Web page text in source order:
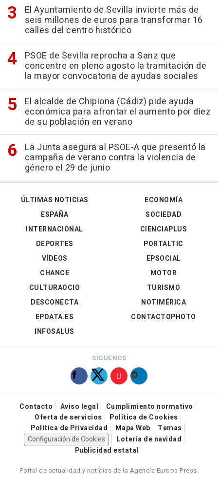
El Ayuntamiento de Sevilla invierte más de
seis millones de euros para transformar 16
calles del centro histórico
PSOE de Sevilla reprocha a Sanz que
concentre en pleno agosto la tramitación de
la mayor convocatoria de ayudas sociales
El alcalde de Chipiona (Cádiz) pide ayuda
económica para afrontar el aumento por diez
de su población en verano
La Junta asegura al PSOE-A que presentó la
campaña de verano contra la violencia de
género el 29 de junio
ÚLTIMAS NOTICIAS
ESPAÑA
INTERNACIONAL
DEPORTES
VÍDEOS
ECONOMÍA
SOCIEDAD
CIENCIAPLUS
PORTALTIC
EPSOCIAL
CHANCE
CULTURAOCIO
DESCONECTA
EPDATA.ES
INFOSALUS
MOTOR
TURISMO
NOTIMÉRICA
CONTACTOPHOTO
SÍGUENOS
Contacto Aviso legal
Cumplimiento normativo
Oferta de servicios
Política de Cookies
Política de Privacidad
Mapa Web
Temas
Configuración de Cookies
Loteria de navidad
Publicidad estatal
Portal de actualidad y noticias de la Agencia Europa Press.